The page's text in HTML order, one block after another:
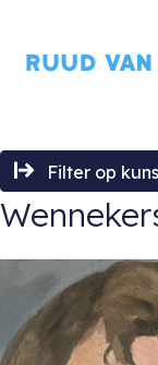
Filter op